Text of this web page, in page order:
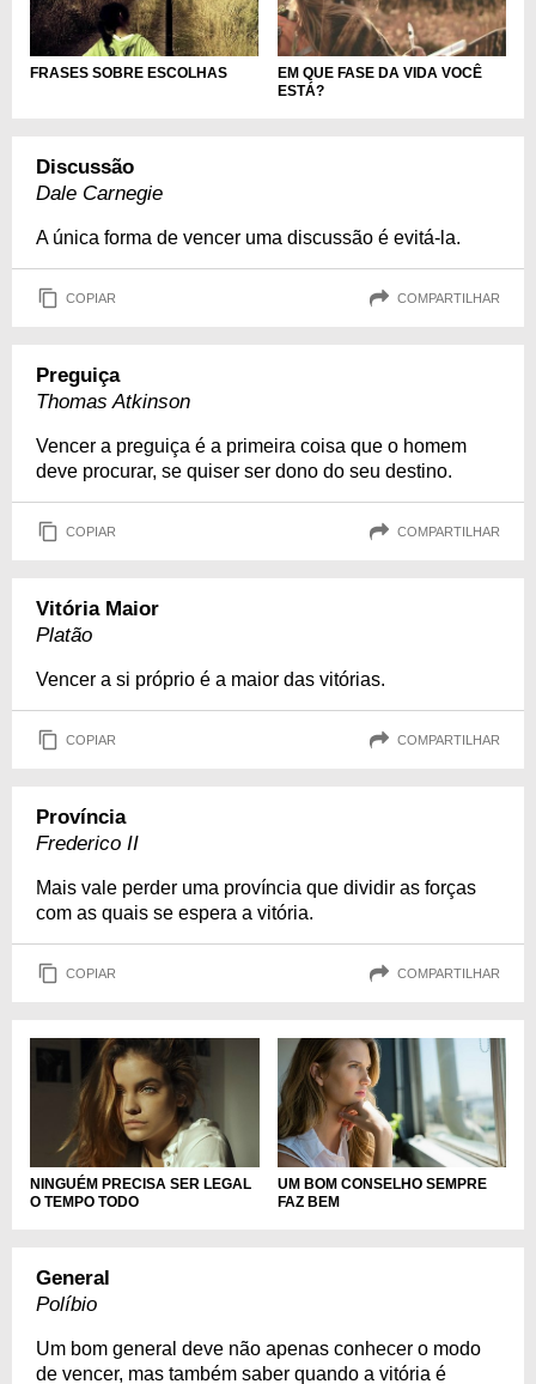
FRASES SOBRE ESCOLHAS
EM QUE FASE DA VIDA VOCÊ
ESTÁ?
Discussão
Dale Carnegie
A única forma de vencer uma discussão é evitá-la.
COPIAR COMPARTILHAR
Preguiça
Thomas Atkinson
Vencer a preguiça é a primeira coisa que o homem
deve procurar, se quiser ser dono do seu destino.
COPIAR COMPARTILHAR
Vitória Maior
Platão
Vencer a si próprio é a maior das vitórias.
COPIAR COMPARTILHAR
Província
Frederico II
Mais vale perder uma província que dividir as forças
com as quais se espera a vitória.
COPIAR COMPARTILHAR
NINGUÉM PRECISA SER LEGAL
O TEMPO TODO
UM BOM CONSELHO SEMPRE
FAZ BEM
General
Políbio
Um bom general deve não apenas conhecer o modo
de vencer, mas também saber quando a vitória é